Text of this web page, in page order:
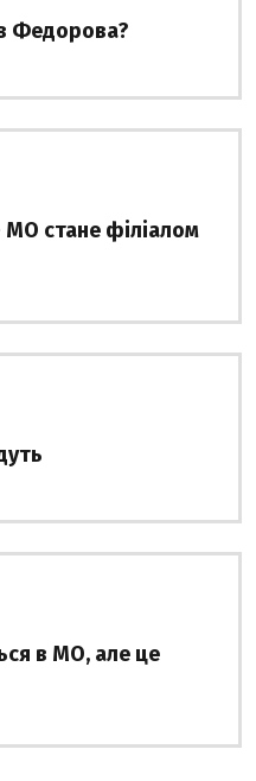
Федорова?
стане філіалом
в МО, але це